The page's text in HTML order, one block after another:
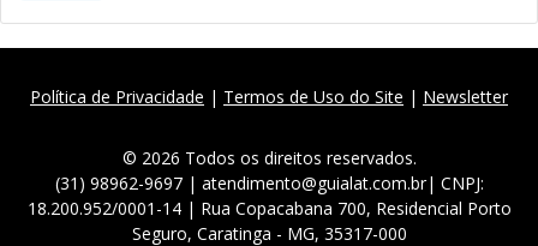
Política de Privacidade | Termos de Uso do Site | Newsletter
© 2026 Todos os direitos reservados.
(31) 98962-9697 | atendimento@guialat.com.br| CNPJ:
18.200.952/0001-14 | Rua Copacabana 700, Residencial Porto
Seguro, Caratinga - MG, 35317-000